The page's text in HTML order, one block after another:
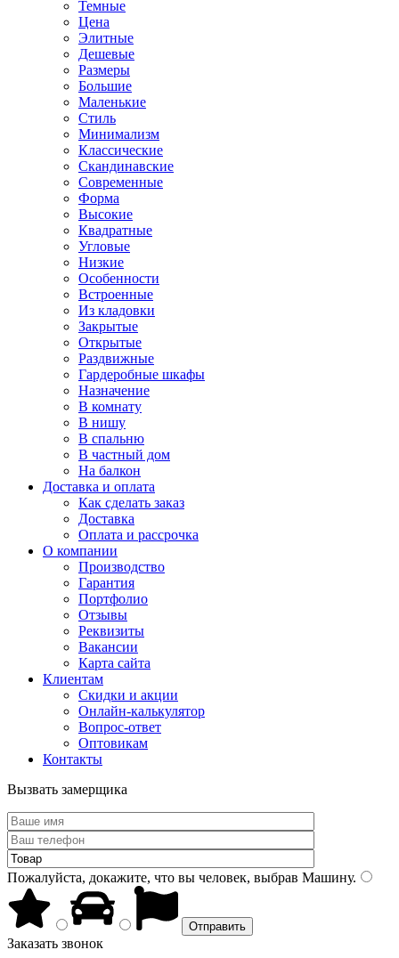
Темные
Цена
Элитные
Дешевые
Размеры
Большие
Маленькие
Стиль
Минимализм
Классические
Скандинавские
Современные
Форма
Высокие
Квадратные
Угловые
Низкие
Особенности
Встроенные
Из кладовки
Закрытые
Открытые
Раздвижные
Гардеробные шкафы
Назначение
В комнату
В нишу
В спальню
В частный дом
На балкон
Доставка и оплата
Как сделать заказ
Доставка
Оплата и рассрочка
О компании
Производство
Гарантия
Портфолио
Отзывы
Реквизиты
Вакансии
Карта сайта
Клиентам
Скидки и акции
Онлайн-калькулятор
Вопрос-ответ
Оптовикам
Контакты
Вызвать замерщика
Пожалуйста, докажите, что вы человек, выбрав Машину.
Заказать звонок